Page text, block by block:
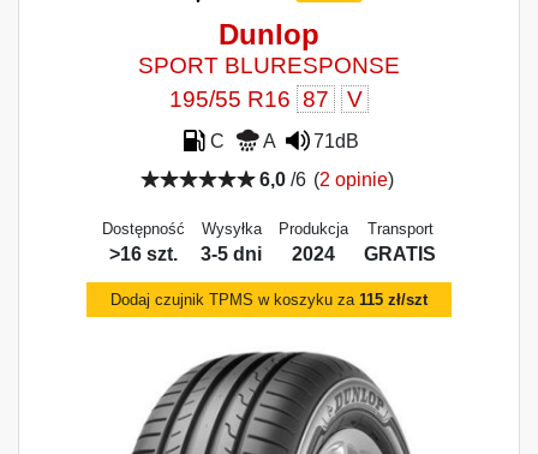
Dunlop
SPORT BLURESPONSE
195/55 R16 87 V
C A
71dB
6,0/6 (2 opinie)
Dostępność
>16 szt.
Wysyłka
3-5 dni
Produkcja
2024
Transport
GRATIS
Dodaj czujnik TPMS w koszyku za 115 zł/szt